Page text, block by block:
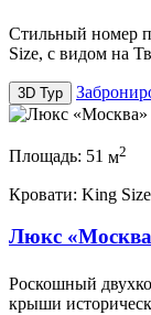
Стильный номер
Size, с видом на
3D Тур
Площадь: 51 м2
Кровати: King Size
Люкс
Роскошный
крыши